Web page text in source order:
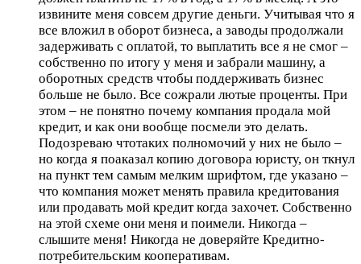
извините меня совсем другие деньги. Учитывая что я
все вложил в оборот бизнеса, а заводы продолжали
задерживать с оплатой, то выплатить все я не смог –
собственно по итогу у меня и забрали машину, а
оборотных средств чтобы поддерживать бизнес
больше не было. Все сожрали лютые проценты. При
этом – не понятно почему компания продала мой
кредит, и как они вообще посмели это делать.
Подозреваю чтотаких полномочий у них не было –
но когда я поаказал копию договора юристу, он ткнул
на пункт тем самым мелким шрифтом, где указано –
что компания может менять правила кредитования
или продавать мой кредит когда захочет. Собственно
на этой схеме они меня и поимели. Никогда –
слышите меня! Никогда не доверяйте Кредитно-
потребительским кооперативам.